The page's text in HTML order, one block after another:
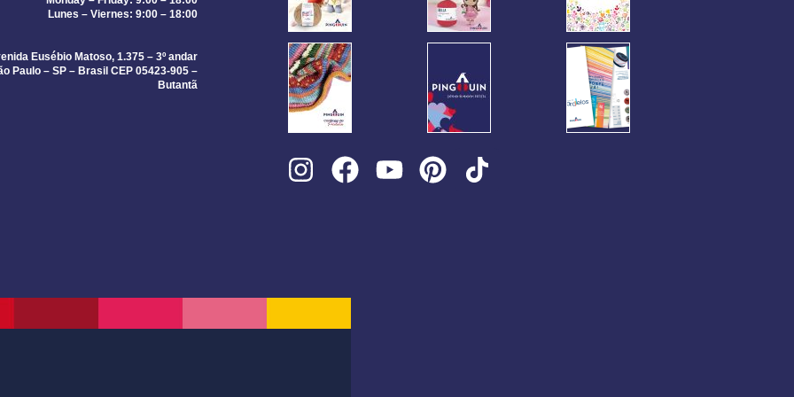
Lunes – Viernes: 9:00 – 18:00
Eusébio Matoso, 1.375 – 3º andar
Paulo – SP – Brasil CEP 05423-905 –
Butantã